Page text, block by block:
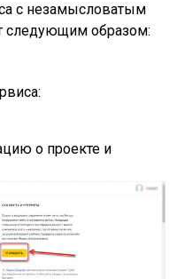
с незамысловатым
следующим образом:
о проекте и